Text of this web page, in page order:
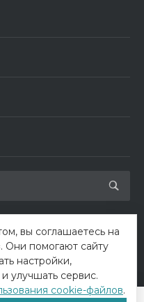
вы соглашаетесь на
Они помогают сайту
настройки,
улучшать сервис.
cookie-файлов.